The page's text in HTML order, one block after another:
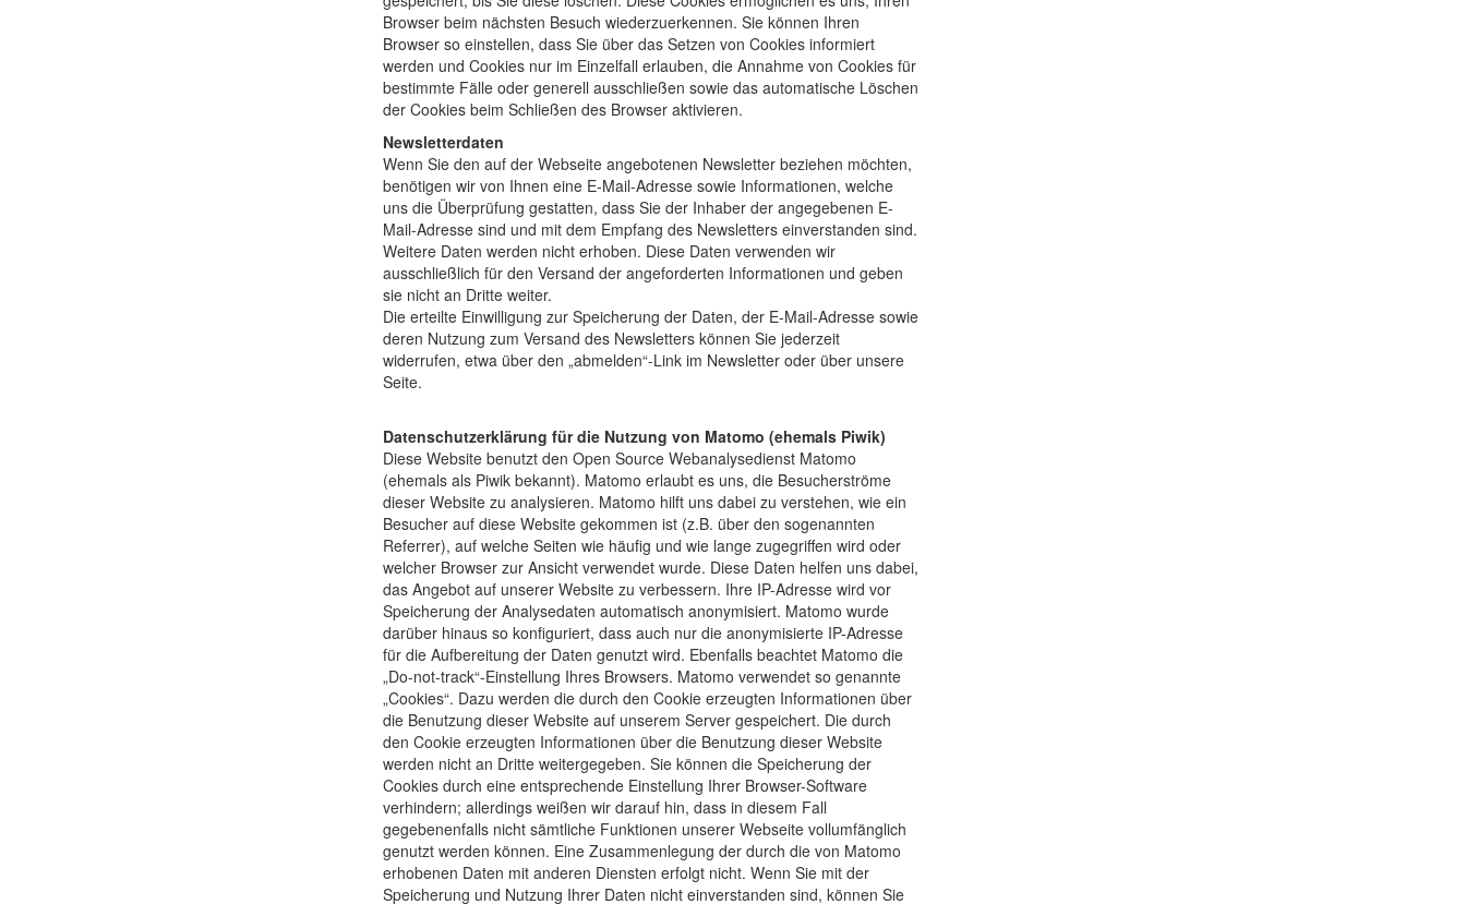
Browser beim nächsten Besuch wiederzuerkennen. Sie können Ihren
Browser so einstellen, dass Sie über das Setzen von Cookies informiert
werden und Cookies nur im Einzelfall erlauben, die Annahme von Cookies für
bestimmte Fälle oder generell ausschließen sowie das automatische Löschen
der Cookies beim Schließen des Browser aktivieren.
Newsletterdaten
Wenn Sie den auf der Webseite angebotenen Newsletter beziehen möchten,
benötigen wir von Ihnen eine E-Mail-Adresse sowie Informationen, welche
uns die Überprüfung gestatten, dass Sie der Inhaber der angegebenen E-
Mail-Adresse sind und mit dem Empfang des Newsletters einverstanden sind.
Weitere Daten werden nicht erhoben. Diese Daten verwenden wir
ausschließlich für den Versand der angeforderten Informationen und geben
sie nicht an Dritte weiter.
Die erteilte Einwilligung zur Speicherung der Daten, der E-Mail-Adresse sowie
deren Nutzung zum Versand des Newsletters können Sie jederzeit
widerrufen, etwa über den „abmelden“-Link im Newsletter oder über unsere
Seite.
Datenschutzerklärung für die Nutzung von Matomo (ehemals Piwik)
Diese Website benutzt den Open Source Webanalysedienst Matomo
(ehemals als Piwik bekannt). Matomo erlaubt es uns, die Besucherströme
dieser Website zu analysieren. Matomo hilft uns dabei zu verstehen, wie ein
Besucher auf diese Website gekommen ist (z.B. über den sogenannten
Referrer), auf welche Seiten wie häufig und wie lange zugegriffen wird oder
welcher Browser zur Ansicht verwendet wurde. Diese Daten helfen uns dabei,
das Angebot auf unserer Website zu verbessern. Ihre IP-Adresse wird vor
Speicherung der Analysedaten automatisch anonymisiert. Matomo wurde
darüber hinaus so konfiguriert, dass auch nur die anonymisierte IP-Adresse
für die Aufbereitung der Daten genutzt wird. Ebenfalls beachtet Matomo die
„Do-not-track“-Einstellung Ihres Browsers. Matomo verwendet so genannte
„Cookies“. Dazu werden die durch den Cookie erzeugten Informationen über
die Benutzung dieser Website auf unserem Server gespeichert. Die durch
den Cookie erzeugten Informationen über die Benutzung dieser Website
werden nicht an Dritte weitergegeben. Sie können die Speicherung der
Cookies durch eine entsprechende Einstellung Ihrer Browser-Software
verhindern; allerdings weißen wir darauf hin, dass in diesem Fall
gegebenenfalls nicht sämtliche Funktionen unserer Webseite vollumfänglich
genutzt werden können. Eine Zusammenlegung der durch die von Matomo
erhobenen Daten mit anderen Diensten erfolgt nicht. Wenn Sie mit der
Speicherung und Nutzung Ihrer Daten nicht einverstanden sind, können Sie